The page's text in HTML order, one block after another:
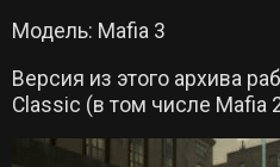
Модель: Mafia 3
Версия из этого архива
Classic (в том числе Mafia